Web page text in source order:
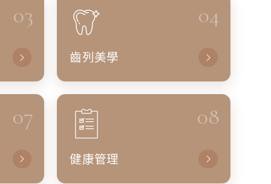
03 04
齒列美學
07 08
健康管理